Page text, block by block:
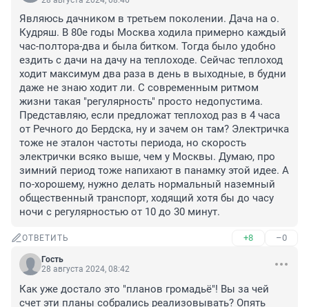
Являюсь дачником в третьем поколении. Дача на о.
Кудряш. В 80е годы Москва ходила примерно каждый
час-полтора-два и была битком. Тогда было удобно
ездить с дачи на дачу на теплоходе. Сейчас теплоход
ходит максимум два раза в день в выходные, в будни
даже не знаю ходит ли. С современным ритмом
жизни такая "регулярность" просто недопустима.
Представляю, если предложат теплоход раз в 4 часа
от Речного до Бердска, ну и зачем он там? Электричка
тоже не эталон частоты периода, но скорость
электрички всяко выше, чем у Москвы. Думаю, про
зимний период тоже напихают в панамку этой идее. А
по-хорошему, нужно делать нормальный наземный
общественный транспорт, ходящий хотя бы до часу
ночи с регулярностью от 10 до 30 минут.
ОТВЕТИТЬ +8 –0
Гость
28 августа 2024, 08:42
Как уже достало это "планов громадьё"! Вы за чей
счет эти планы собрались реализовывать? Опять